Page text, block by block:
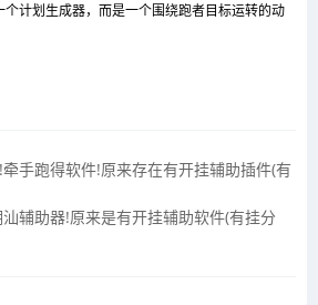
计划生成器，而是一个围绕跑者目标运转的动
手跑得软件!原来存在有开挂辅助插件(有
辅助器!原来是有开挂辅助软件(有挂分